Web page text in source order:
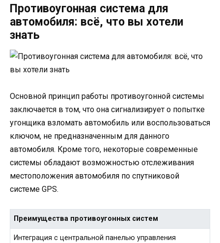
Противоугонная система для
автомобиля: всё, что вы хотели
знать
Основной принцип работы противоугонной системы
заключается в том, что она сигнализирует о попытке
угонщика взломать автомобиль или воспользоваться
ключом, не предназначенным для данного
автомобиля. Кроме того, некоторые современные
системы обладают возможностью отслеживания
местоположения автомобиля по спутниковой
системе GPS.
Преимущества противоугонных систем
Интеграция с центральной панелью управления